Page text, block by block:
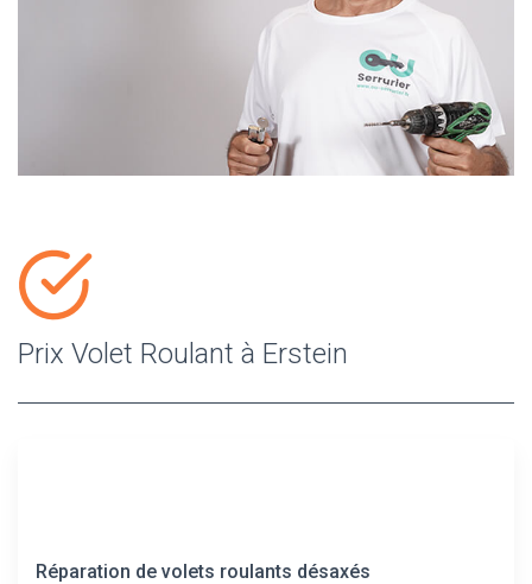
Prix Volet Roulant à Erstein
Réparation de volets roulants désaxés